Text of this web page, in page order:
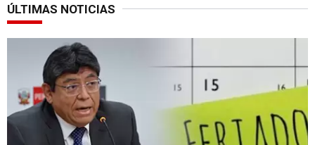
ÚLTIMAS NOTICIAS